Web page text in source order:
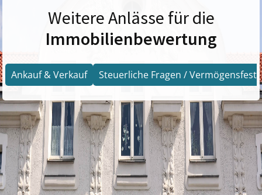
Weitere Anlässe für die
Immobilienbewertung
Ankauf & Verkauf Steuerliche Fragen /